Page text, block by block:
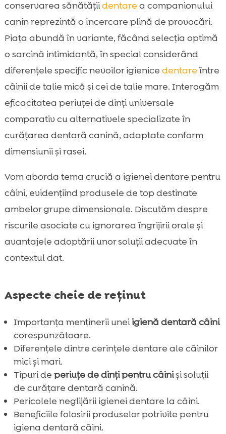
 Nevoile dentare ale câinilor mici vs câinii
mari
Tipuri de produse dentare pentru câini
Produse dentare eficiente pentru câini mici
Produse dentare eficiente pentru câini mari
Factori de luat în considerare la alegerea
produselor dentare
Recomandările noastre pentru produse
dentare
 Testare și evaluare produse dentare
pentru câini mici și mari
sănătatea dentară a câinilor

Produse dentare DIY pentru câini mici și
mari
 Frecvența și rutina curățării dentare la
câini
Semnele unei bune igiene dentare la câini
 FAQ
conservarea sănătățiidentare a companionului
canin reprezintă o încercare plină de provocări.
Piața abundă în variante, făcând selecția optimă
o sarcină intimidantă, în special considerând
diferențele specific nevoilor igienice dentare între
câinii de talie mică și cei de talie mare. Interogăm
eficacitatea periuței de dinți universale
comparativ cu alternativele specializate în
curățarea dentară canină, adaptate conform
dimensiunii și rasei.
Vom aborda tema cruciă a igienei dentare pentru
câini, evidențiind produsele de top destinate
ambelor grupe dimensionale. Discutăm despre
riscurile asociate cu ignorarea îngrijirii orale și
avantajele adoptării unor soluții adecvate în
contextul dat.
Aspecte cheie de reținut
Importanța menținerii uneiigienă dentară câini
corespunzătoare.
Diferențele dintre cerințele dentare ale câinilor
mici și mari.
Tipuri de periuțe de dinți pentru câiniși soluții
de curățare dentară canină.
Pericolele neglijării igienei dentare la câini.
Beneficiile folosirii produselor potrivite pentru
igiena dentară câini.